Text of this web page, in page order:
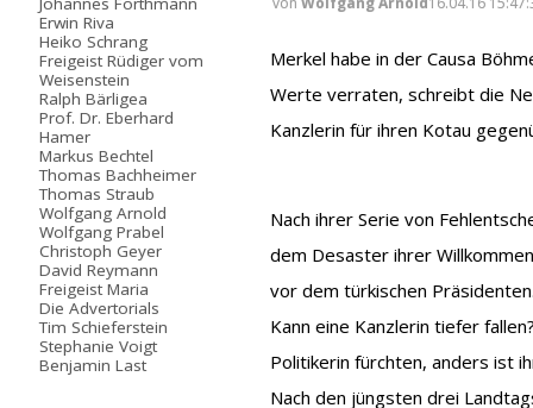
Erwin Riva
Heiko Schrang
Freigeist Rüdiger vom
Weisenstein
Ralph Bärligea
Prof. Dr. Eberhard
Hamer
Markus Bechtel
Thomas Bachheimer
Thomas Straub
Wolfgang Arnold
Wolfgang Prabel
Christoph Geyer
David Reymann
Freigeist Maria
Die Advertorials
Tim Schieferstein
Stephanie Voigt
Benjamin Last
Merkel habe in der Causa
Werte verraten, schreibt die
Kanzlerin für ihren Kotau
Nach ihrer Serie von
dem Desaster ihrer
vor dem türkischen
Kann eine Kanzlerin tiefer
Politikerin fürchten, anders ist
Nach den jüngsten drei